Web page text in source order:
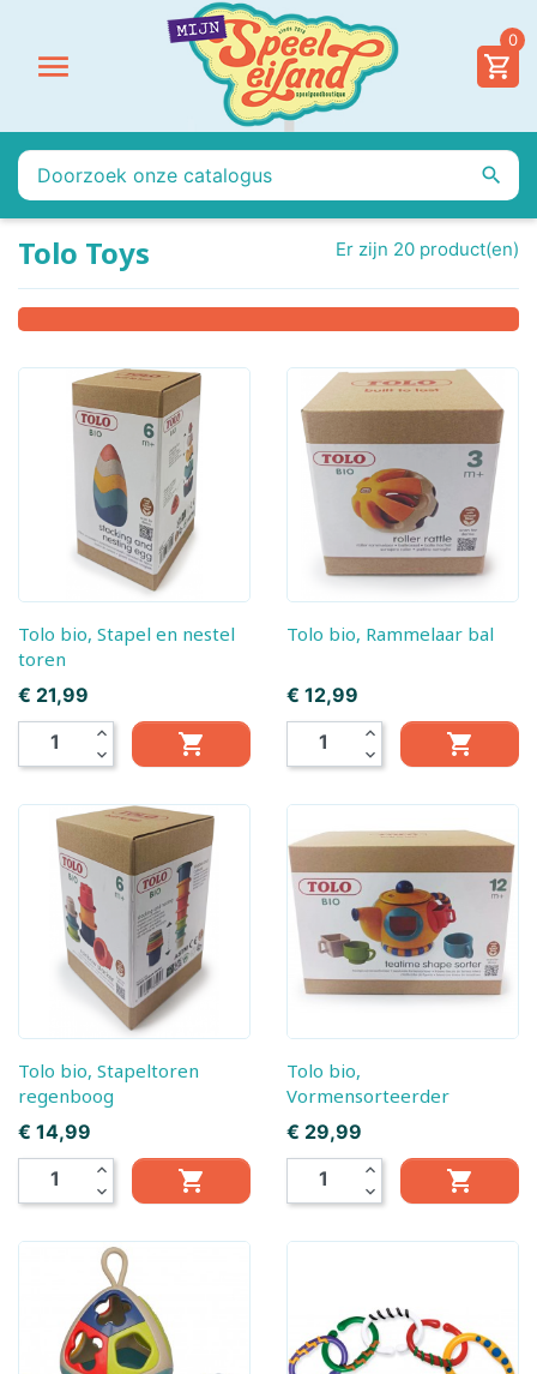

0

Tolo Toys Er zijn 20 product(en)
Tolo bio, Stapel en nestel
toren
Prijs
€ 21,99
expand_less
expand_more

Tolo bio, Rammelaar bal
Prijs
€ 12,99
expand_less
expand_more

Tolo bio, Stapeltoren
regenboog
Prijs
€ 14,99
expand_less
expand_more

Tolo bio,
Vormensorteerder
Prijs
€ 29,99
expand_less
expand_more
